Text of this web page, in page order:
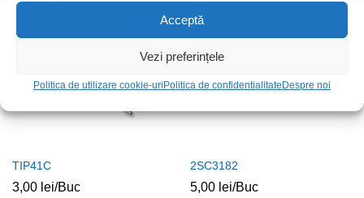
Acceptă
Vezi preferințele
Politica de utilizare cookie-uri Politica de confidentialitate Despre noi
TIP41C
3,00 lei/Buc
2SC3182
5,00 lei/Buc